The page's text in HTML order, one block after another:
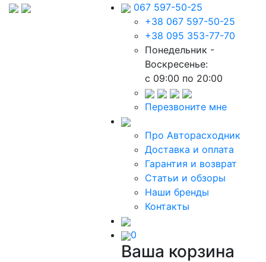
067 597-50-25
+38 067 597-50-25
+38 095 353-77-70
Понедельник -
Воскресенье:
c 09:00 по 20:00
Перезвоните мне
Про Авторасходник
Доставка и оплата
Гарантия и возврат
Статьи и обзоры
Наши бренды
Контакты
0
Ваша корзина